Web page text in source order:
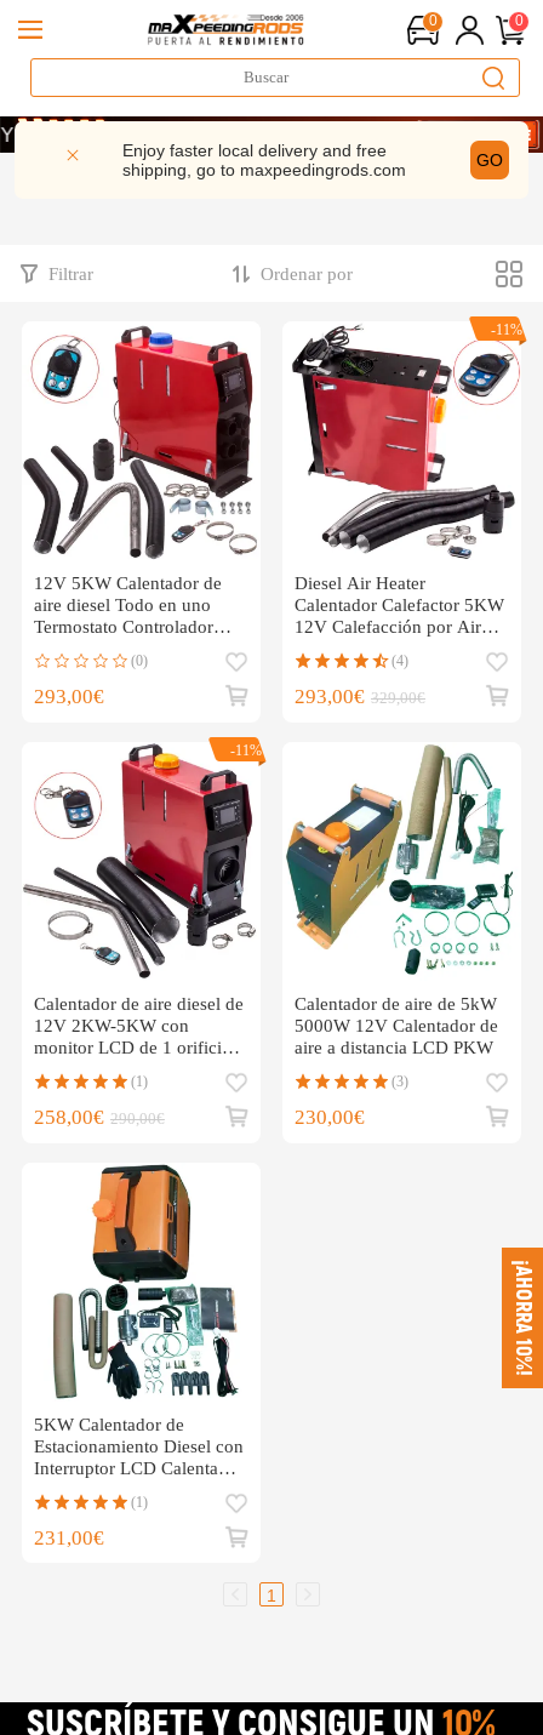
0 0
UN 10% · CÓDIGO: WELCOME
UN 10% · CÓDIGO: WELCOME
UN 10% · CÓDIGO: WELCOME
Enjoy faster local delivery and free
shipping, go to maxpeedingrods.com GO
Filtrar Ordenar por
12V 5KW Calentador de
aire diesel Todo en uno
Termostato Controlador
(0)
293,00€
-11%
Diesel Air Heater
Calentador Calefactor 5KW
12V Calefacción por Aire
Termostato
(4)
293,00€ 329,00€
-11%
Calentador de aire diesel de
12V 2KW-5KW con
monitor LCD de 1 orificio
para camioneta de autobús
de camión de barco
(1)
258,00€ 290,00€
Calentador de aire de 5kW
5000W 12V Calentador de
aire a distancia LCD PKW
(3)
230,00€
5KW Calentador de
Estacionamiento Diesel con
Interruptor LCD Calentador
PKW
(1)
231,00€
1
¡AHORRA 10%!
SUSCRÍBETE Y CONSIGUE UN10%